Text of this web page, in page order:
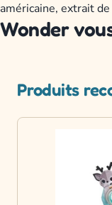
américaine, extrait
Wonder
Produits